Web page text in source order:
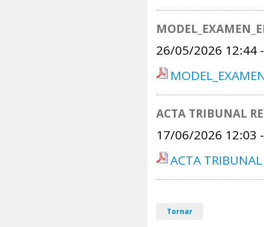
26/05/2026 12:44
ACTA TRIBUNAL
17/06/2026 12:03
ACTA TRIBUNAL
Tornar